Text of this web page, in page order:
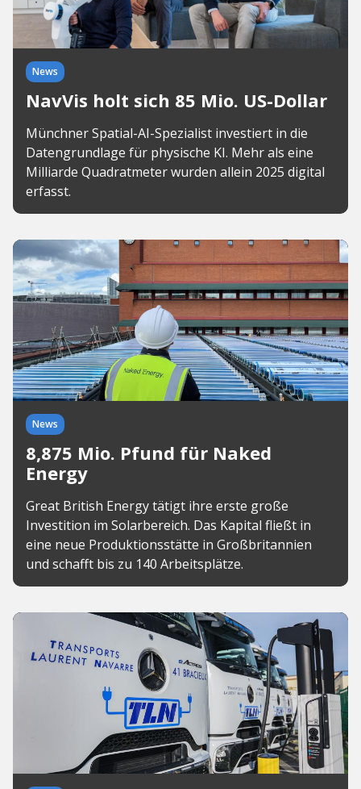
News
NavVis holt sich 85 Mio. US-Dollar
Münchner Spatial-AI-Spezialist investiert in die
Datengrundlage für physische KI. Mehr als eine
Milliarde Quadratmeter wurden allein 2025 digital
erfasst.
News
8,875 Mio. Pfund für Naked
Energy
Great British Energy tätigt ihre erste große
Investition im Solarbereich. Das Kapital fließt in
eine neue Produktionsstätte in Großbritannien
und schafft bis zu 140 Arbeitsplätze.